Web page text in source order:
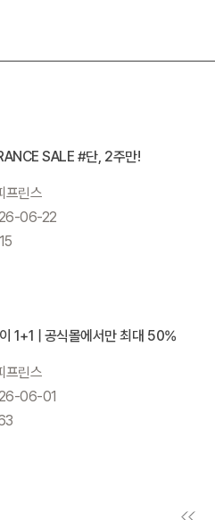
SALE #단, 2주만!
프린스
06-22
1+1 | 공식몰에서만 최대 50%
프린스
06-01